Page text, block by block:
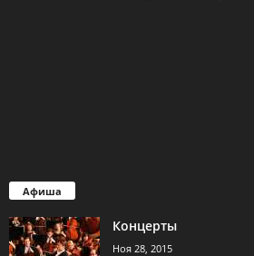
Афиша
Концерты
Ноя 28, 2015